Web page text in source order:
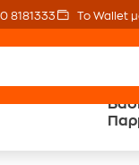
8181333 Το Wallet
Δωρεάν